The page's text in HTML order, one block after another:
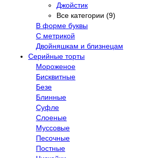
Джойстик
Все категории (9)
В форме буквы
С метрикой
Двойняшкам и близнецам
Серийные торты
Мороженое
Бисквитные
Безе
Блинные
Суфле
Слоеные
Муссовые
Песочные
Постные